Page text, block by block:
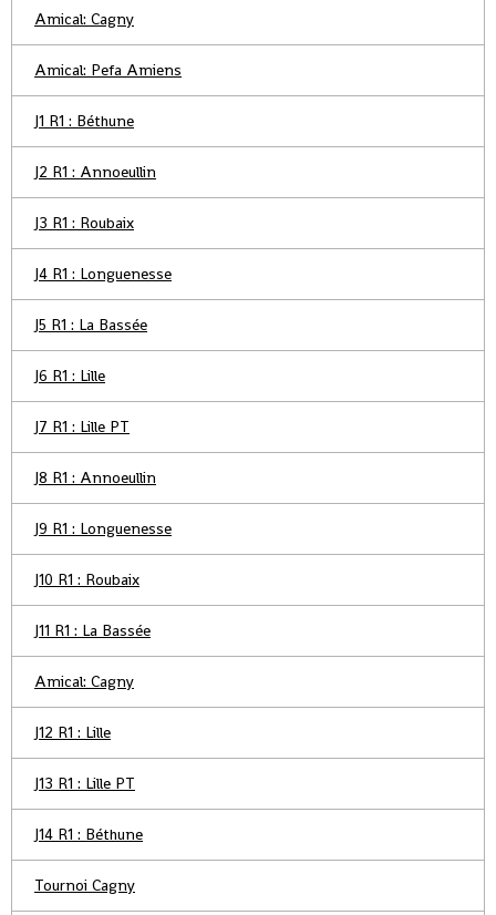
Amical: Cagny
Amical: Pefa Amiens
J1 R1 : Béthune
J2 R1 : Annoeullin
J3 R1 : Roubaix
J4 R1 : Longuenesse
J5 R1 : La Bassée
J6 R1 : Lille
J7 R1 : Lille PT
J8 R1 : Annoeullin
J9 R1 : Longuenesse
J10 R1 : Roubaix
J11 R1 : La Bassée
Amical: Cagny
J12 R1 : Lille
J13 R1 : Lille PT
J14 R1 : Béthune
Tournoi Cagny